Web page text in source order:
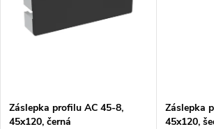
Záslepka profilu AC 45-8,
45x120, černá
Záslepka
45x120,